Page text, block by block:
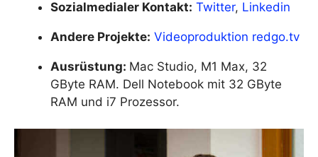
Sozialmedialer Kontakt: Twitter, Linkedin
Andere Projekte: Videoproduktion redgo.tv
Ausrüstung: Mac Studio, M1 Max, 32
GByte RAM. Dell Notebook mit 32 GByte
RAM und i7 Prozessor.